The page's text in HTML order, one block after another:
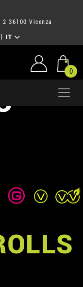
2 36100 Vicenza
IT
0